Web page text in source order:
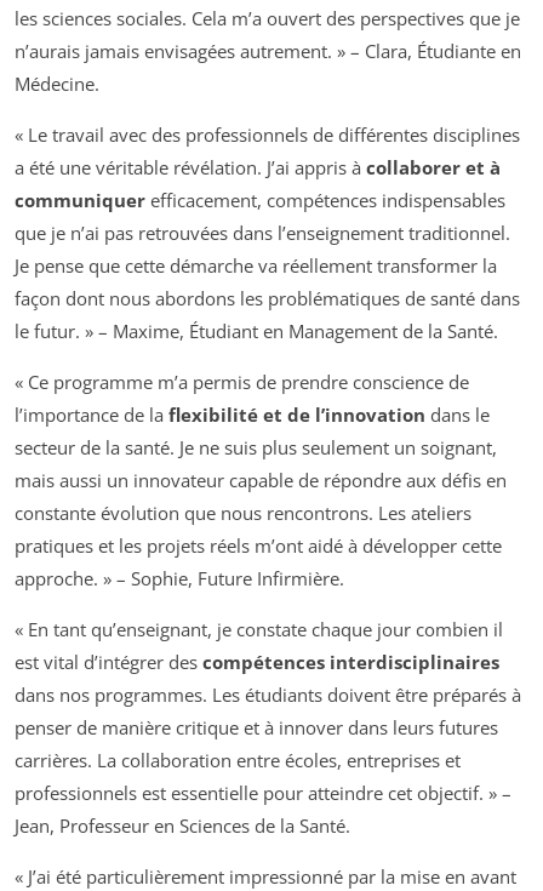
les sciences sociales. Cela m’a ouvert des perspectives que je
n’aurais jamais envisagées autrement. » – Clara, Étudiante en
Médecine.
« Le travail avec des professionnels de différentes disciplines
a été une véritable révélation. J’ai appris à collaborer et à
communiquer efficacement, compétences indispensables
que je n’ai pas retrouvées dans l’enseignement traditionnel.
Je pense que cette démarche va réellement transformer la
façon dont nous abordons les problématiques de santé dans
le futur. » – Maxime, Étudiant en Management de la Santé.
« Ce programme m’a permis de prendre conscience de
l’importance de la flexibilité et de l’innovation dans le
secteur de la santé. Je ne suis plus seulement un soignant,
mais aussi un innovateur capable de répondre aux défis en
constante évolution que nous rencontrons. Les ateliers
pratiques et les projets réels m’ont aidé à développer cette
approche. » – Sophie, Future Infirmière.
« En tant qu’enseignant, je constate chaque jour combien il
est vital d’intégrer des compétences interdisciplinaires
dans nos programmes. Les étudiants doivent être préparés à
penser de manière critique et à innover dans leurs futures
carrières. La collaboration entre écoles, entreprises et
professionnels est essentielle pour atteindre cet objectif. » –
Jean, Professeur en Sciences de la Santé.
« J’ai été particulièrement impressionné par la mise en avant